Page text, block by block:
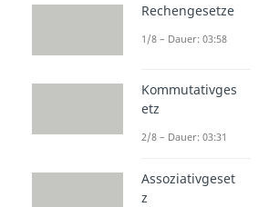
Rechengesetze
1/8 – Dauer: 03:58
Kommutativges
etz
2/8 – Dauer: 03:31
Assoziativgeset
z